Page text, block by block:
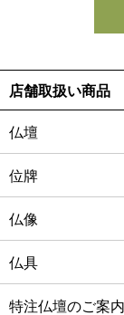
店舗取扱い商品
仏壇
位牌
仏像
仏具
特注仏壇のご案内